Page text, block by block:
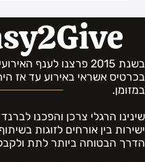
בשנת 2015 פרצנו
בכרטיס אשראי באירוע עד אז
במזומן.
שינינו הרגלי צרכן והפכנו
ישירות בין אורחים לזוגות
הדרך הבטוחה ביותר לתת